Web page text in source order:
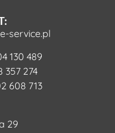
service.pl
130 489
357 274
608 713
29